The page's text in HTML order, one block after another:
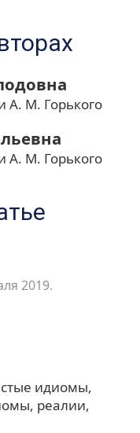
А. М. Горького
А. М. Горького
2019.
идиомы
реалии